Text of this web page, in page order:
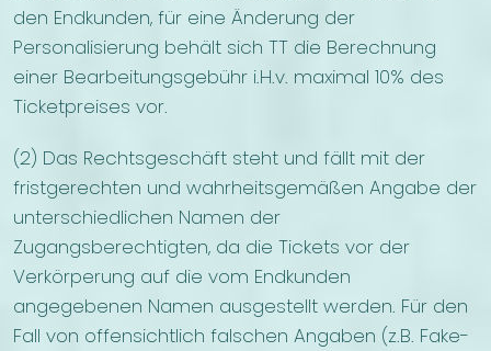
den Endkunden, für eine Änderung der
Personalisierung behält sich TT die Berechnung
einer Bearbeitungsgebühr i.H.v. maximal 10% des
Ticketpreises vor.
(2) Das Rechtsgeschäft steht und fällt mit der
fristgerechten und wahrheitsgemäßen Angabe der
unterschiedlichen Namen der
Zugangsberechtigten, da die Tickets vor der
Verkörperung auf die vom Endkunden
angegebenen Namen ausgestellt werden. Für den
Fall von offensichtlich falschen Angaben (z.B. Fake-